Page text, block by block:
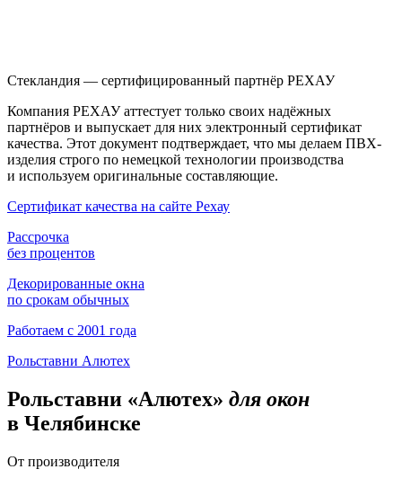
Стекландия — сертифицированный партнёр РЕХАУ
Компания РЕХАУ аттестует только своих надёжных
партнёров и выпускает для них электронный сертификат
качества. Этот документ подтверждает, что мы делаем ПВХ-
изделия строго по немецкой технологии производства
и используем оригинальные составляющие.
Сертификат качества на сайте Рехау
Рассрочка
без процентов
Декорированные окна
по срокам обычных
Работаем с 2001 года
Рольставни Алютех
Рольставни «Алютех» для окон
в Челябинске
От производителя